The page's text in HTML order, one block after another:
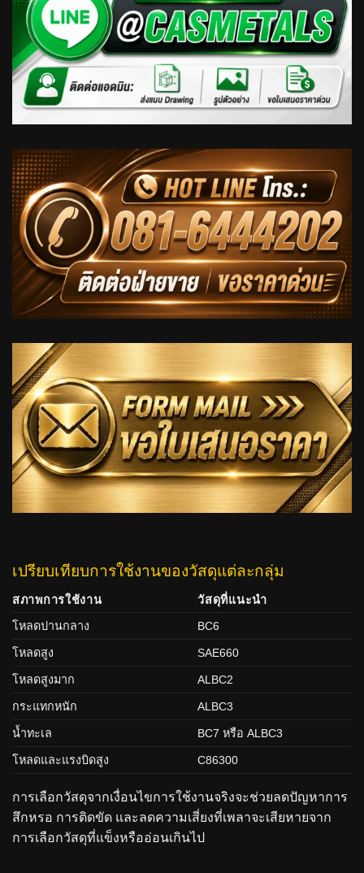
เปรียบเทียบการใช้งานของวัสดุแต่ละกลุ่ม
สภาพการใช้งาน
วัสดุที่แนะนำ
โหลดปานกลาง
BC6
โหลดสูง SAE660
โหลดสูงมาก ALBC2
กระแทกหนัก ALBC3
น้ำทะเล BC7 หรือ ALBC3
โหลดและแรงบิดสูง C86300
การเลือกวัสดุจากเงื่อนไขการใช้งานจริงจะช่วยลดปัญหาการ
สึกหรอ การติดขัด และลดความเสี่ยงที่เพลาจะเสียหายจาก
การเลือกวัสดุที่แข็งหรืออ่อนเกินไป